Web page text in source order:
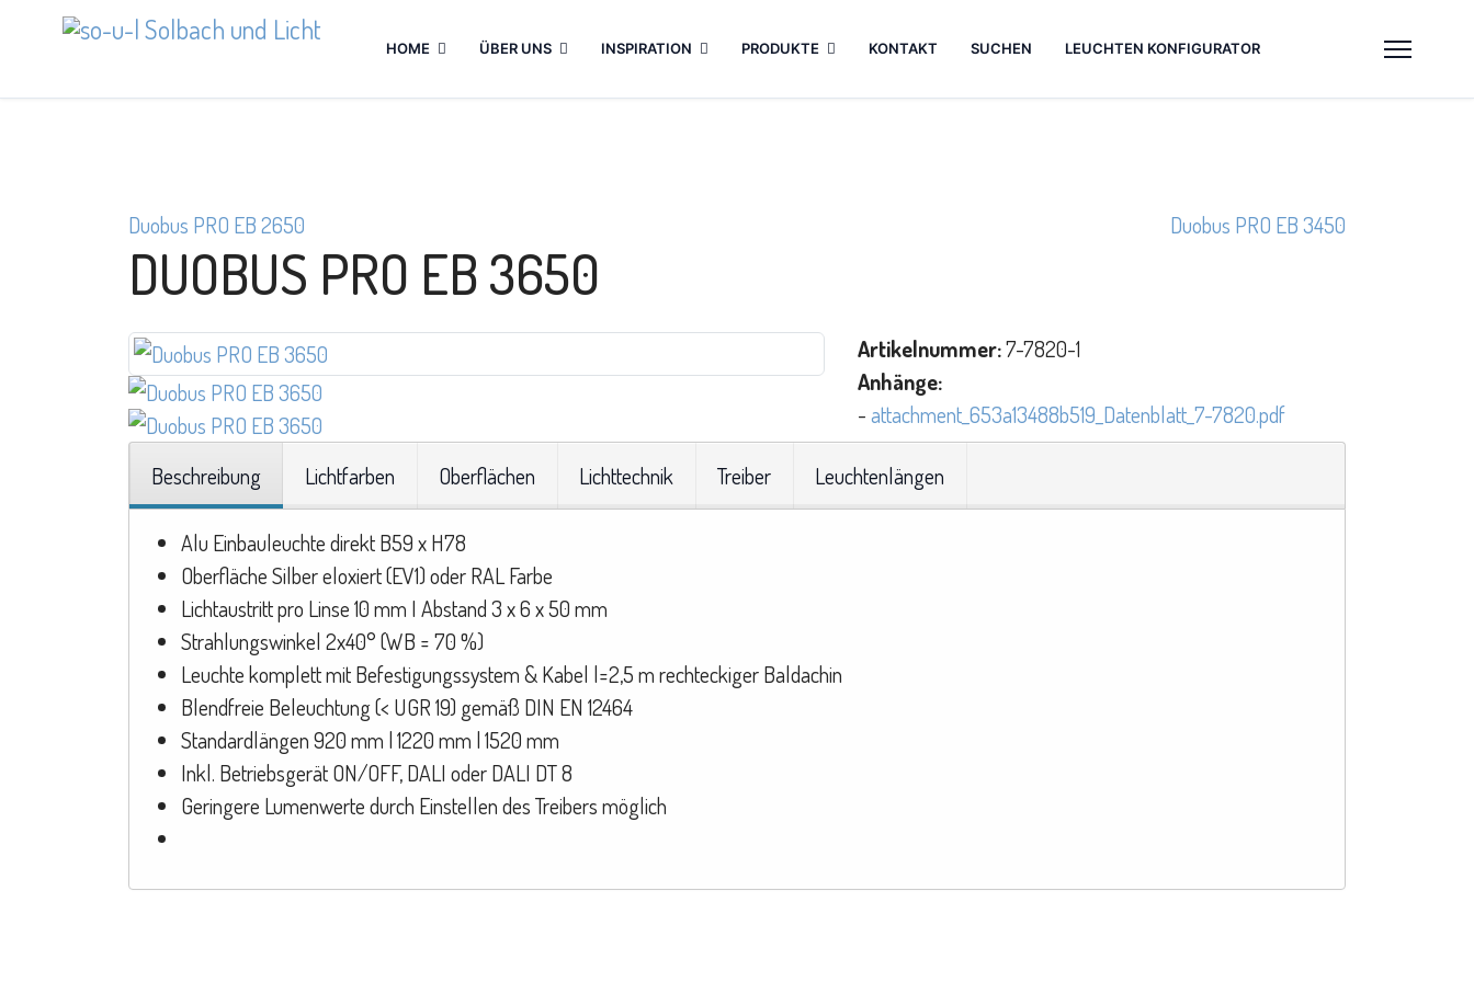
HOME ÜBER UNS INSPIRATION PRODUKTE KONTAKT SUCHEN LEUCHTEN KONFIGURATOR
Duobus PRO EB 2650 Duobus PRO EB 3450
DUOBUS PRO EB 3650
Artikelnummer:7-7820-1
Anhänge:
-attachment_653a13488b519_Datenblatt_7-7820.pdf
Beschreibung Lichtfarben Oberflächen Lichttechnik Treiber Leuchtenlängen
Alu Einbauleuchte direkt B59 x H78
Oberfläche Silber eloxiert (EV1) oder RAL Farbe
Lichtaustritt pro Linse 10 mm I Abstand 3 x 6 x 50 mm
Strahlungswinkel 2x40° (WB = 70 %)
Leuchte komplett mit Befestigungssystem & Kabel l=2,5 m rechteckiger Baldachin
Blendfreie Beleuchtung (< UGR 19) gemäß DIN EN 12464
Standardlängen 920 mm | 1220 mm | 1520 mm
Inkl. Betriebsgerät ON/OFF, DALI oder DALI DT 8
Geringere Lumenwerte durch Einstellen des Treibers möglich